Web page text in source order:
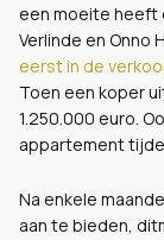
een moeite heeft
Verlinde en Onno
eerst in de
Toen een koper
1.250.000 euro.
appartement
Na enkele
aan te bieden,